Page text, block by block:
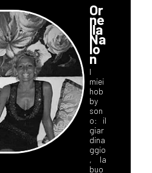
Or
ne
lla
Na
lo
n
I
miei
hob
by
son
o: il
giar
dina
ggio
, la
buo